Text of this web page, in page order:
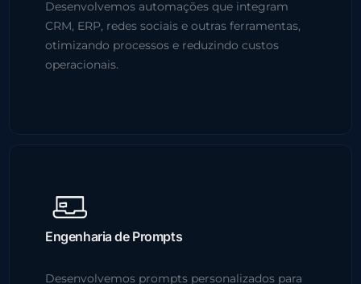
Desenvolvemos automações que integram
CRM, ERP, redes sociais e outras ferramentas,
otimizando processos e reduzindo custos
operacionais.
Engenharia de Prompts
Desenvolvemos prompts personalizados para